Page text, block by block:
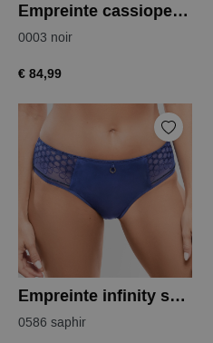
Empreinte cassiopee tailleslip
0003 noir
€ 84,99
Empreinte infinity shorty
0586 saphir